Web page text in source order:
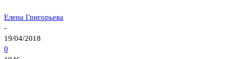
Елена Григорьева
-
19/04/2018
0